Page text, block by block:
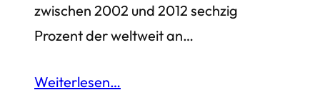
zwischen 2002 und 2012 sechzig
Prozent der weltweit an…
Weiterlesen…